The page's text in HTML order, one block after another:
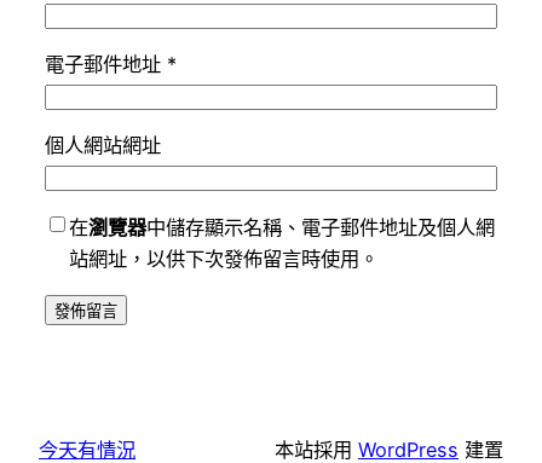
電子郵件地址 *
個人網站網址
在瀏覽器中儲存顯示名稱、電子郵件地址及個人網
站網址，以供下次發佈留言時使用。
今天有情況 本站採用 WordPress 建置